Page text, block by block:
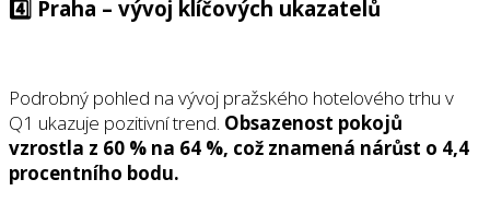
4️⃣ Praha – vývoj klíčových ukazatelů
Podrobný pohled na vývoj pražského hotelového trhu v
Q1 ukazuje pozitivní trend. Obsazenost pokojů
vzrostla z 60 % na 64 %, což znamená nárůst o 4,4
procentního bodu.